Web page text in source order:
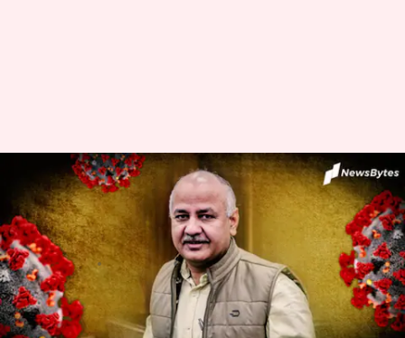
कोरोना वायरस: दिल्ली में कम्युनिटी
ट्रांसमिशन नहीं, 31 जुलाई तक होंगे
5.5 लाख मामले- मनीष सिसोदिया
लेखन मुकुल तोमर Jun 09, 2020 02:55 pm
क्या है खबर?